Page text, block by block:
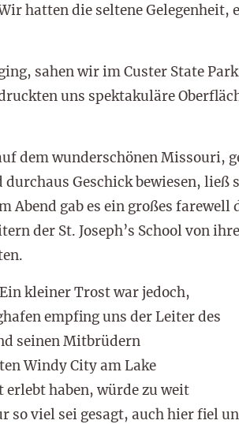
hatten die seltene Gelegenheit,
sahen wir im Custer State
uns spektakuläre
dem wunderschönen Missouri,
Geschick bewiesen, ließ
gab es ein großes farewell
der St. Joseph’s School von
kleiner Trost war jedoch,
empfing uns der Leiter des
seinen Mitbrüdern
Windy City am Lake
haben, würde zu weit
viel sei gesagt, auch hier fiel